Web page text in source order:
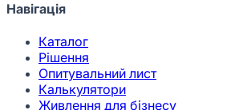
Навігація
Каталог
Рішення
Опитувальний лист
Калькулятори
Живлення для бізнесу